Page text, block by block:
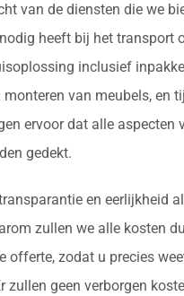
van de diensten die we
heeft bij het transport
inclusief
monteren van meubels, en
ervoor dat alle aspecten
gedekt.
en eerlijkheid
zullen we alle kosten
offerte, zodat u precies
zullen geen verborgen